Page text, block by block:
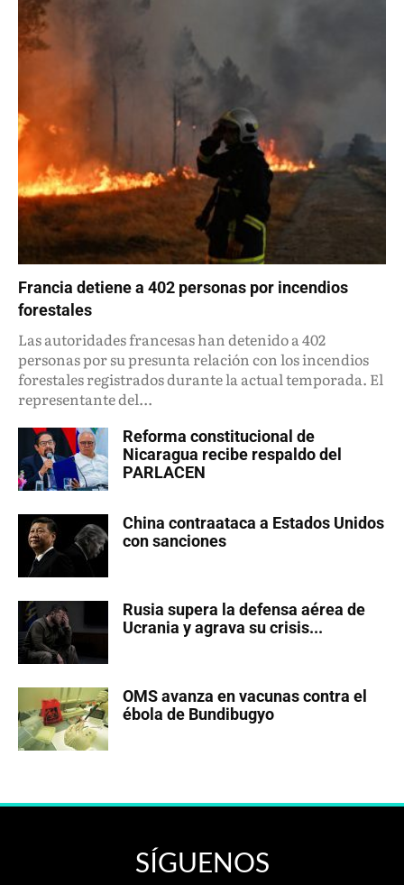
Francia detiene a 402 personas por incendios
forestales
Las autoridades francesas han detenido a 402
personas por su presunta relación con los incendios
forestales registrados durante la actual temporada. El
representante del...
Reforma constitucional de
Nicaragua recibe respaldo del
PARLACEN
China contraataca a Estados Unidos
con sanciones
Rusia supera la defensa aérea de
Ucrania y agrava su crisis...
OMS avanza en vacunas contra el
ébola de Bundibugyo
SÍGUENOS